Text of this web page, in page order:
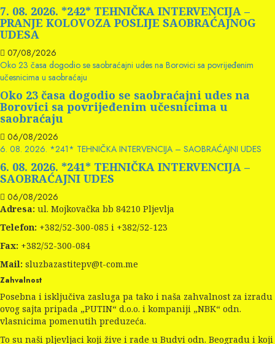
7. 08. 2026. *242* TEHNIČKA INTERVENCIJA –
PRANJE KOLOVOZA POSLIJE SAOBRAĆAJNOG
UDESA
07/08/2026
Oko 23 časa dogodio se saobraćajni udes na Borovici sa povrijeđenim
učesnicima u saobraćaju
Oko 23 časa dogodio se saobraćajni udes na
Borovici sa povrijeđenim učesnicima u
saobraćaju
06/08/2026
6. 08. 2026. *241* TEHNIČKA INTERVENCIJA – SAOBRAĆAJNI UDES
6. 08. 2026. *241* TEHNIČKA INTERVENCIJA –
SAOBRAĆAJNI UDES
06/08/2026
Adresa: ul. Mojkovačka bb 84210 Pljevlja
Telefon: +382/52-300-085 i +382/52-123
Fax: +382/52-300-084
Mail: sluzbazastitepv@t-com.me
Zahvalnost
Posebna i isključiva zasluga pa tako i naša zahvalnost za izradu
ovog sajta pripada „PUTIN“ d.o.o. i kompaniji „NBK“ odn.
vlasnicima pomenutih preduzeća.
To su naši pljevljaci koji žive i rade u Budvi odn. Beogradu i koji